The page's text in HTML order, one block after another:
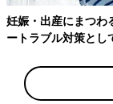
妊娠・出産にまつわ
ートラブル対策とし